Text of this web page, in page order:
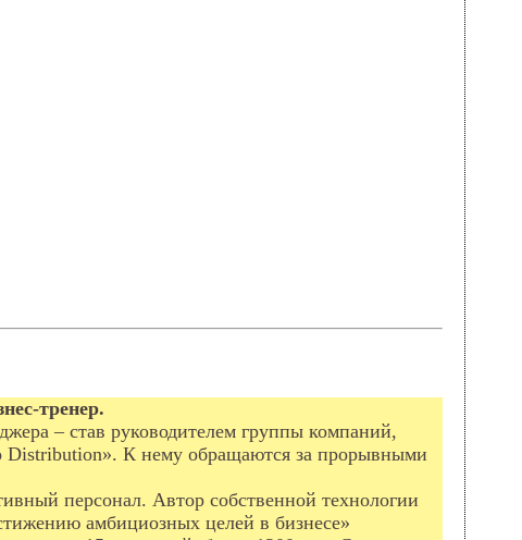
тренер.
– став руководителем группы компаний,
Distribution». К нему обращаются за прорывными
персонал. Автор собственной технологии
амбициозных целей в бизнесе»